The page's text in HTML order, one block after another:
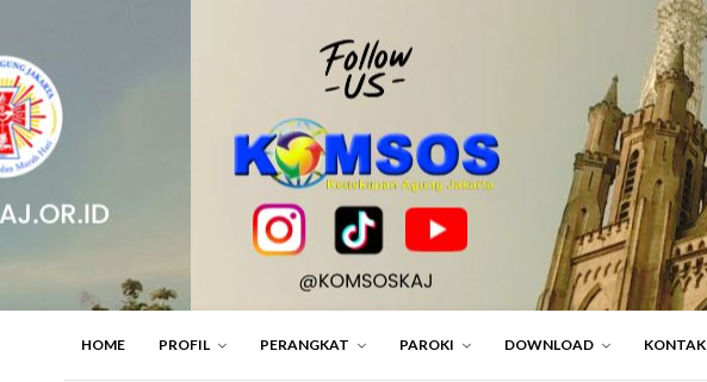
HOME PROFIL PERANGKAT PAROKI DOWNLOAD KONTAK